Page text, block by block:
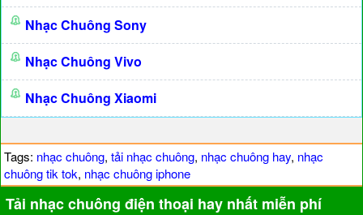
Nhạc Chuông Sony
Nhạc Chuông Vivo
Nhạc Chuông Xiaomi
Tags: nhạc chuông, tải nhạc chuông, nhạc chuông hay, nhạc
chuông tik tok, nhạc chuông iphone
Tải nhạc chuông điện thoại hay nhất miễn phí